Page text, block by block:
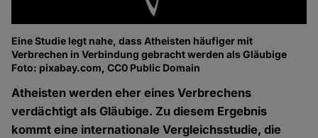
Eine Studie legt nahe, dass Atheisten häufiger mit
Verbrechen in Verbindung gebracht werden als Gläubige
Foto: pixabay.com, CC0 Public Domain
Atheisten werden eher eines Verbrechens
verdächtigt als Gläubige. Zu diesem Ergebnis
kommt eine internationale Vergleichsstudie, die